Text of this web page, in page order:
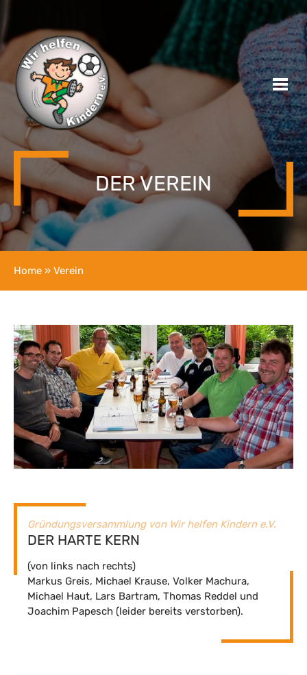
DER VEREIN
Home » Verein
Gründungsversammlung von Wir helfen Kindern e.V.
DER HARTE KERN
(von links nach rechts)
Markus Greis, Michael Krause, Volker Machura,
Michael Haut, Lars Bartram, Thomas Reddel und
Joachim Papesch (leider bereits verstorben).